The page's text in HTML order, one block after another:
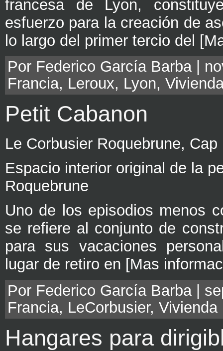
francesa de Lyon,
esfuerzo para la creación de
lo largo del primer tercio del
Por Federico García Barba |
Francia, Leroux, Lyon,
Petit Cabanon
Le Corbusier Roquebrune,
Espacio interior original de la
Roquebrune
Uno de los episodios menos
se refiere al conjunto de
para sus vacaciones
lugar de retiro en [Mas
Por Federico García Barba |
Francia, LeCorbusier, Vivienda
Hangares para